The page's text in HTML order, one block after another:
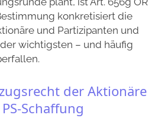
konkretisiert die
und Partizipanten und
wichtigsten – und häufig
der Aktionäre
Schaffung